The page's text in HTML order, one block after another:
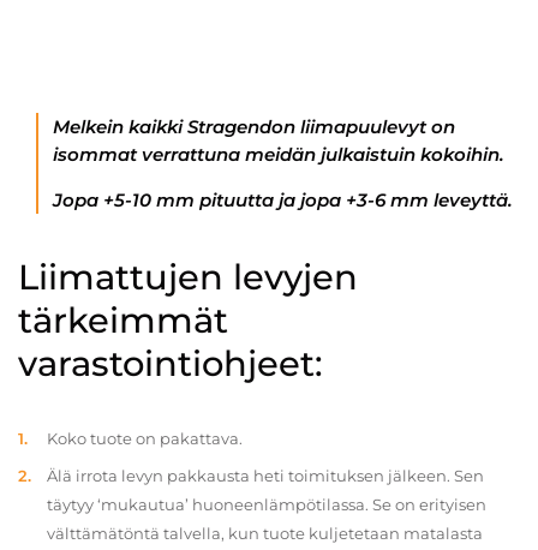
Melkein kaikki Stragendon liimapuulevyt on
isommat verrattuna meidän julkaistuin kokoihin.
Jopa +5-10 mm pituutta ja jopa +3-6 mm leveyttä.
Liimattujen levyjen
tärkeimmät
varastointiohjeet:
Koko tuote on pakattava.
Älä irrota levyn pakkausta heti toimituksen jälkeen. Sen
täytyy ‘mukautua’ huoneenlämpötilassa. Se on erityisen
välttämätöntä talvella, kun tuote kuljetetaan matalasta